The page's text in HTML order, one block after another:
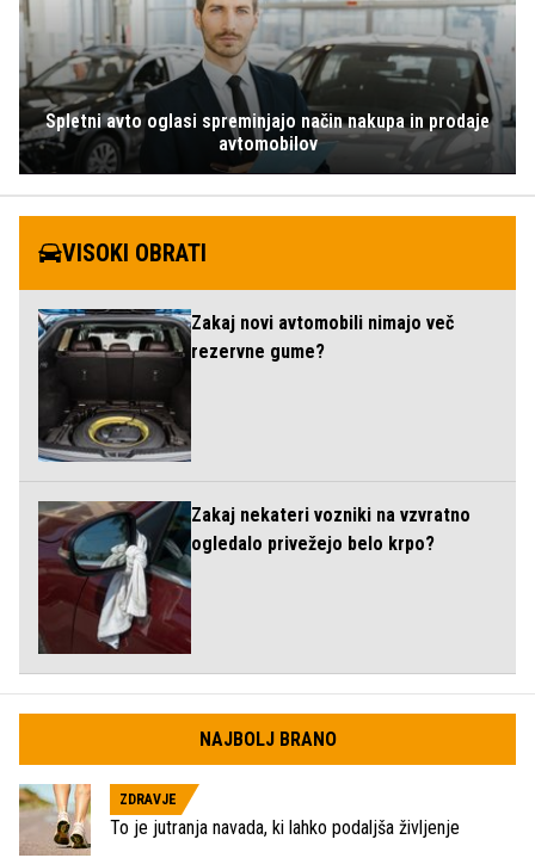
Spletni avto oglasi spreminjajo način nakupa in prodaje
avtomobilov
VISOKI OBRATI
Zakaj novi avtomobili nimajo več
rezervne gume?
Zakaj nekateri vozniki na vzvratno
ogledalo privežejo belo krpo?
NAJBOLJ BRANO
ZDRAVJE
To je jutranja navada, ki lahko podaljša življenje